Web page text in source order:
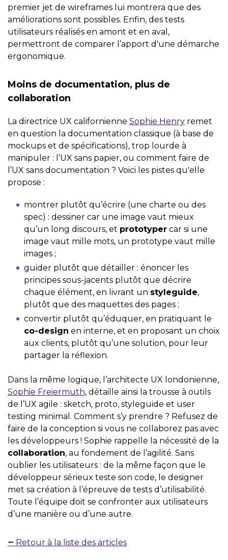
premier jet de wireframes lui montrera que des
améliorations sont possibles. Enfin, des tests
utilisateurs réalisés en amont et en aval,
permettront de comparer l’apport d'une démarche
ergonomique.
Moins de documentation, plus de
collaboration
La directrice UX californienne Sophie Henry remet
en question la documentation classique (à base de
mockups et de spécifications), trop lourde à
manipuler : l’UX sans papier, ou comment faire de
l’UX sans documentation ? Voici les pistes qu'elle
propose :
montrer plutôt qu’écrire (une charte ou des
spec) : dessiner car une image vaut mieux
qu’un long discours, et prototyper car si une
image vaut mille mots, un prototype vaut mille
images ;
guider plutôt que détailler : énoncer les
principes sous-jacents plutôt que décrire
chaque élément, en livrant un styleguide,
plutôt que des maquettes des pages ;
convertir plutôt qu’éduquer, en pratiquant le
co-design en interne, et en proposant un choix
aux clients, plutôt qu’une solution, pour leur
partager la réflexion.
Dans la même logique, l’architecte UX londonienne,
Sophie Freiermuth, détaille ainsi la trousse à outils
de l’UX agile : sketch, proto, styleguide et user
testing minimal. Comment s’y prendre ? Refusez de
faire de la conception si vous ne collaborez pas avec
les développeurs ! Sophie rappelle la nécessité de la
collaboration, au fondement de l’agilité. Sans
oublier les utilisateurs : de la même façon que le
développeur sérieux teste son code, le designer
met sa création à l’épreuve de tests d’utilisabilité.
Toute l’équipe doit se confronter aux utilisateurs
d’une manière ou d’une autre.
⭠ Retour à la liste des articles